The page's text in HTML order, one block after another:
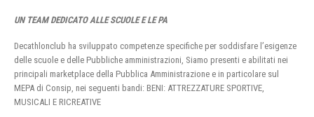
UN TEAM DEDICATO ALLE SCUOLE E LE PA
Decathlonclub ha sviluppato competenze specifiche per soddisfare l’esigenze
delle scuole e delle Pubbliche amministrazioni, Siamo presenti e abilitati nei
principali marketplace della Pubblica Amministrazione e in particolare sul
MEPA di Consip, nei seguenti bandi: BENI: ATTREZZATURE SPORTIVE,
MUSICALI E RICREATIVE